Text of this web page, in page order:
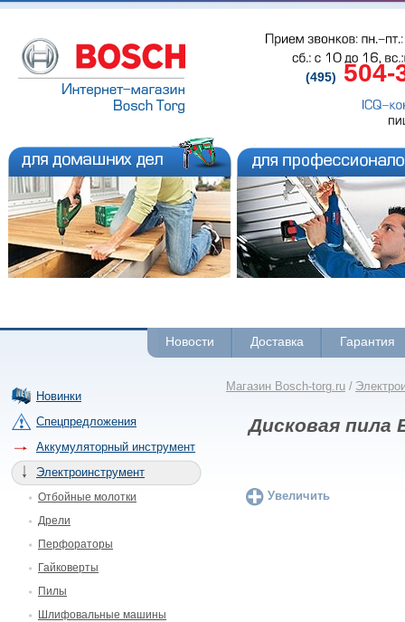
Прием звонков: пн.-
сб.: с 10 до 16,
(495)
504-
ICQ-
Новости Доставка Гарантия
Магазин Bosch-torg.ru /
Дисковая пила
Увеличить
Новинки
Спецпредложения
Аккумуляторный инструмент
Электроинструмент
Отбойные молотки
Дрели
Перфораторы
Гайковерты
Пилы
Шлифовальные машины